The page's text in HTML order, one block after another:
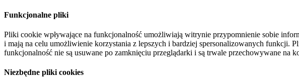
Funkcjonalne pliki
Pliki cookie wpływające na funkcjonalność umożliwiają witrynie przypomnienie sobie
i mają na celu umożliwienie korzystania z lepszych i bardziej spersonalizowanych
funkcjonalność nie są usuwane po zamknięciu przeglądarki i są trwale przechowywane na
Niezbędne pliki cookies